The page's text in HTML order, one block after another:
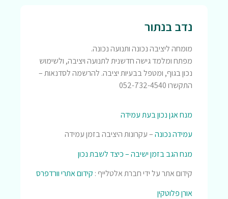
נדב בנתור
מומחה ליציבה נכונה ותנועה נכונה.
מפתח ומלמד גישה חדשנית לתנועה ויציבה, ולשימוש
נכון בגוף, ומטפל בבעיות יציבה. להרשמה לסדנאות –
התקשרו 052-732-4540
מנח אגן נכון בעת עמידה
עמידה נכונה– עקרונות היציבה בזמן עמידה
מנח הגב בזמן ישיבה – כיצד לשבת נכון
קידום אתר על ידי חברת אלטלייף : קידום אתרי וורדפרס
אורן פלוטקין